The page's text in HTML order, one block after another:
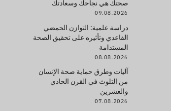
صحتك هي نجاحك وسعادتك
09.08.2026
دراسة علمية: التوازن الحمضي
القاعدي وتأثيره على تحقيق الصحة
المستدامة
08.08.2026
آليات وطرق حماية صحة الإنسان
من التلوث في القرن الحادي
والعشرين
07.08.2026